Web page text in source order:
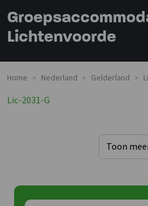
Lichtenvoorde
Home > Nederland > Gelderland >
Lic-2031-G
Toon